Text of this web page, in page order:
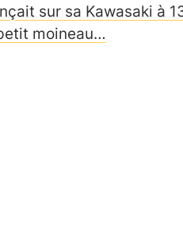
sur sa Kawasaki à
moineau…